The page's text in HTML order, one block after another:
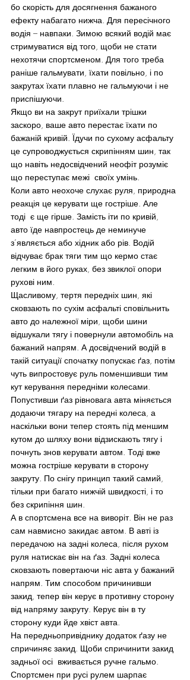
бо скорість для досягнення бажаного
ефекту набагато нижча. Для пересічного
водія – навпаки. Зимою всякий водій має
стримуватися від того, щоби не стати
нехотячи спортсменом. Для того треба
раніше гальмувати, їхати повільно, і по
закрутах їхати плавно не гальмуючи і не
приспішуючи.
Якщо ви на закрут приїхали трішки
заскоро, ваше авто перестає їхати по
бажаній кривій. Їдучи по сухому асфальту
це супроводжується скрипінням шин, так
що навіть недосвідчений неофіт розуміє
що переступає межі  своїх умінь.
Коли авто неохоче слухає руля, природна
реакція це керувати ще гостріше. Але
тоді  є ще гірше. Замість іти по кривій,
авто їде навпростець де неминуче
з’являється або хідник або рів. Водій
відчуває брак тяги тим що кермо стає
легким в його руках, без звиклої опори
рухові ним.
Щасливому, тертя передніх шин, які
сковзають по сухім асфальті сповільнить
авто до належної міри, щоби шини
відшукали тягу і повернули автомобіль на
бажаний напрям. А досвідчений водій в
такій ситуації спочатку попускає ґаз, потім
чуть випростовує руль поменшивши тим
кут керування передніми колесами.
Попустивши ґаз рівновага авта міняється
додаючи тягару на передні колеса, а
наскільки вони тепер стоять під меншим
кутом до шляху вони відзискають тягу і
почнуть знов керувати автом. Тоді вже
можна гостріше керувати в сторону
закруту. По снігу принцип такий самий,
тільки при багато нижчій швидкості, і то
без скрипіння шин.
А в спортсмена все на виворіт. Він не раз
сам навмисно закидає автом. В авті із
передачою на задні колеса, після рухом
руля натискає він на ґаз. Задні колеса
сковзають повертаючи ніс авта у бажаний
напрям. Тим способом причинивши
закид, тепер він керує в противну сторону
від напряму закруту. Керує він в ту
сторону куди йде хвіст авта.
На передньопривіднику додаток ґазу не
спричиняє закид. Щоби спричинити закид
задньої осі  вживається ручне гальмо.
Спортсмен при русі рулем шарпає